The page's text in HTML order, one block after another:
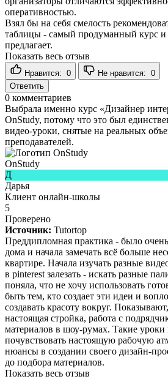
оперативностью.
Взял бы на себя смелость
таблицы - самый продуманный курс и
предлагает.
Показать весь отзыв
Нравится: 0 Не нравится: 0
Ответить
0 комментариев
Выбрала именно курс «Дизайнер
OnStudy, потому что это был
видео-уроки, снятые на реальных
преподавателей.
OnStudy
Д
Дарья
Клиент онлайн-школы
5
Проверено
Источник: Tutortop
Преддипломная практика - было
дома и начала замечать всё больше
квартире. Начала изучать разные
в pinterest залезать - искать разные
поняла, что не хочу использовать
быть тем, кто создает эти идеи и
создавать красоту вокруг.
настоящая стройка, работа с
материалов в шоу-румах. Такие уроки
почувствовать настоящую рабочую
нюансы в создании своего дизайн-
до подбора материалов.
Показать весь отзыв